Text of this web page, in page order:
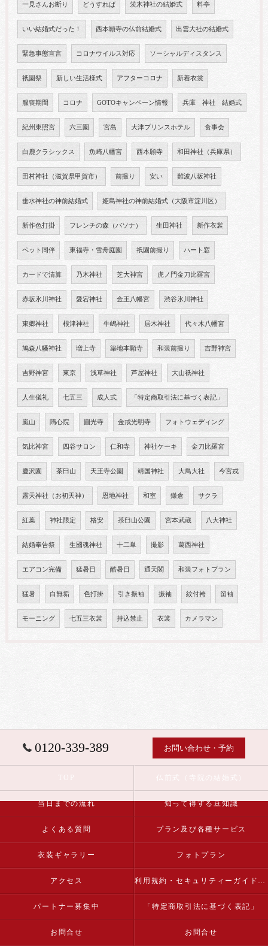
一見さんお断り どうすれば 茨木神社の結婚式 料亭
いい結婚式だった！ 西本願寺の仏前結婚式 出雲大社の結婚式
緊急事態宣言 コロナウイルス対応 ソーシャルディスタンス
祇園祭 新しい生活様式 アフターコロナ 新着衣裳
服喪期間 コロナ GOTOキャンペーン情報 兵庫 神社 結婚式
紀州東照宮 六三園 宮島 大津プリンスホテル 食事会
白鹿クラシックス 魚崎八幡宮 西本願寺 和田神社（兵庫県）
田村神社（滋賀県甲賀市） 前撮り 安い 難波八坂神社
垂水神社の神前結婚式 姫島神社の神前結婚式（大阪市淀川区）
新作色打掛 フレンチの森（パソナ） 生田神社 新作衣裳
ペット同伴 東福寺・雪舟庭園 祇園前撮り ハート窓
カードで清算 乃木神社 芝大神宮 虎ノ門金刀比羅宮
赤坂氷川神社 愛宕神社 金王八幡宮 渋谷氷川神社
東郷神社 根津神社 牛嶋神社 居木神社 代々木八幡宮
鳩森八幡神社 増上寺 築地本願寺 和装前撮り 吉野神宮
吉野神宮 東京 浅草神社 芦屋神社 大山祇神社
人生儀礼 七五三 成人式 「特定商取引法に基づく表記」
嵐山 隋心院 圓光寺 金戒光明寺 フォトウェディング
気比神宮 四谷サロン 仁和寺 神社ケーキ 金刀比羅宮
慶沢園 茶臼山 天王寺公園 靖国神社 大鳥大社 今宮戎
露天神社（お初天神） 恩地神社 和室 鎌倉 サクラ
紅葉 神社限定 格安 茶臼山公園 宮本武蔵 八大神社
結婚奉告祭 生國魂神社 十二単 撮影 葛西神社
エアコン完備 猛暑日 酷暑日 通天閣 和装フォトプラン
猛暑 白無垢 色打掛 引き振袖 振袖 紋付袴 留袖
モーニング 七五三衣裳 持込禁止 衣裳 カメラマン
0120-339-389 お問い合わせ・予約
当日までの流れ 知って得する豆知識
よくある質問 プラン及び各種サービス
衣装ギャラリー フォトプラン
アクセス 利用規約・セキュリティーガイドライン
パートナー募集中 「特定商取引法に基づく表記」
お問合せ お問合せ